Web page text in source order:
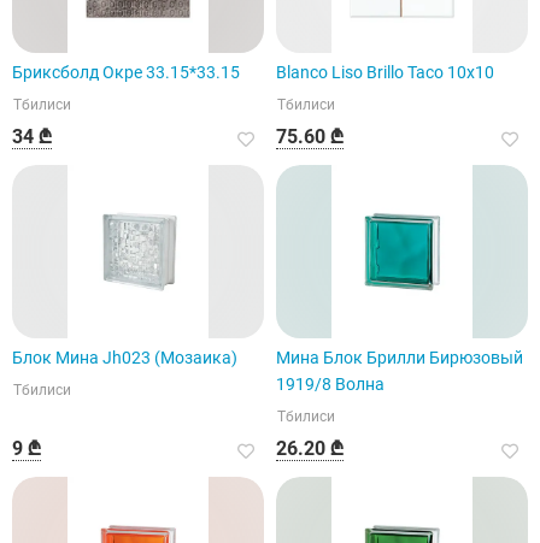
Бриксболд Окре 33.15*33.15
Тбилиси
34 ₾
Blanco Liso Brillo Taco 10x10
Тбилиси
75.60 ₾
Блок Мина Jh023 (Мозаика)
Тбилиси
9 ₾
Мина Блок Брилли Бирюзовый
1919/8 Волна
Тбилиси
26.20 ₾